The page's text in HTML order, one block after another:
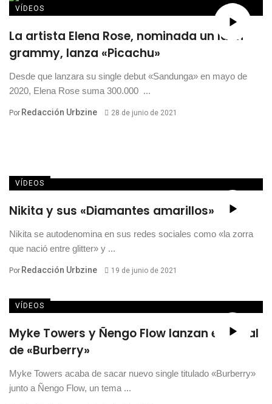
VÍDEOS
La artista Elena Rose, nominada un latin
grammy, lanza «Picachu»
Desde que lanzara su single debut «Sandunga» en mayo de
2020, Elena Rose suma 300.000 ...
Por Redacción Urbzine 28 de junio de 2021
VÍDEOS
Nikita y sus «Diamantes amarillos»
Nikita se autodenomina en sus redes sociales como «la zorra
que nació entre glitter» y ...
Por Redacción Urbzine 19 de junio de 2021
VÍDEOS
Myke Towers y Ñengo Flow lanzan el visual
de «Burberry»
Myke Towers acaba de sacar nuevo single titulado «Burberry»
junto a Ñengo Flow, un tema ...